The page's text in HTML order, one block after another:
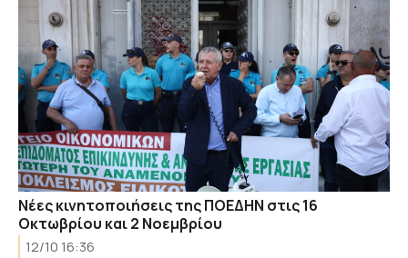
Νέες κινητοποιήσεις της ΠΟΕΔΗΝ στις 16
Οκτωβρίου και 2 Νοεμβρίου
12/10 16:36